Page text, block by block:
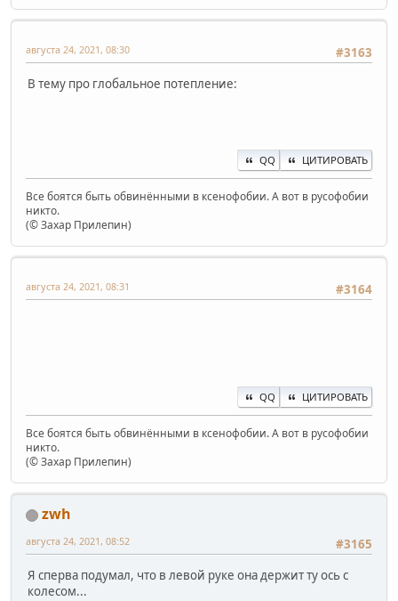
#3163
августа 24, 2021, 08:30
В тему про глобальное потепление:
QQ ЦИТИРОВАТЬ
Все боятся быть обвинёнными в ксенофобии. А вот в русофобии
никто.
(© Захар Прилепин)
#3164
августа 24, 2021, 08:31
QQ ЦИТИРОВАТЬ
Все боятся быть обвинёнными в ксенофобии. А вот в русофобии
никто.
(© Захар Прилепин)
zwh
#3165
августа 24, 2021, 08:52
Я сперва подумал, что в левой руке она держит ту ось с
колесом...